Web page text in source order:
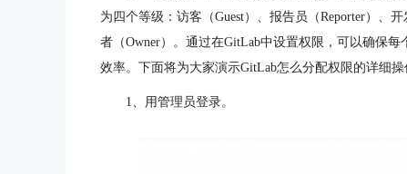
为四个等级：访客（Guest）、报告员（Reporter）、
者（Owner）。通过在GitLab中设置权限，可以确保
效率。下面将为大家演示GitLab怎么分配权限的详细操
1、用管理员登录。